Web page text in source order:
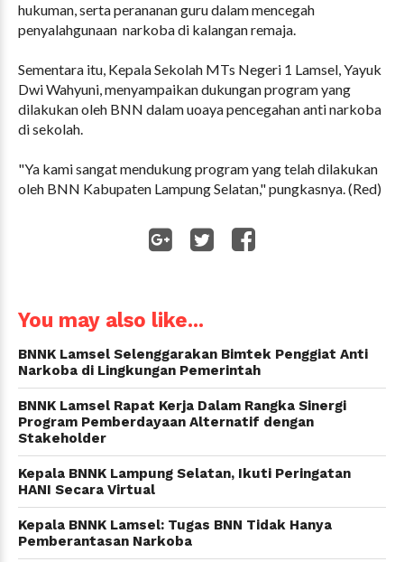
hukuman, serta perananan guru dalam mencegah
penyalahgunaan narkoba di kalangan remaja.
Sementara itu, Kepala Sekolah MTs Negeri 1 Lamsel, Yayuk
Dwi Wahyuni, menyampaikan dukungan program yang
dilakukan oleh BNN dalam uoaya pencegahan anti narkoba
di sekolah.
"Ya kami sangat mendukung program yang telah dilakukan
oleh BNN Kabupaten Lampung Selatan," pungkasnya. (Red)
You may also like...
BNNK Lamsel Selenggarakan Bimtek Penggiat Anti
Narkoba di Lingkungan Pemerintah
BNNK Lamsel Rapat Kerja Dalam Rangka Sinergi
Program Pemberdayaan Alternatif dengan
Stakeholder
Kepala BNNK Lampung Selatan, Ikuti Peringatan
HANI Secara Virtual
Kepala BNNK Lamsel: Tugas BNN Tidak Hanya
Pemberantasan Narkoba